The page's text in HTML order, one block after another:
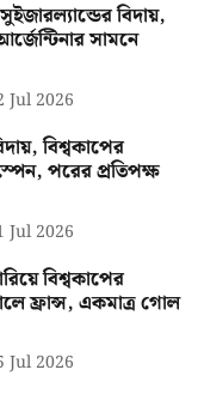
বিদায়,
সামনে
Jul 2026
বিশ্বকাপের
পরের প্রতিপক্ষ
Jul 2026
বিশ্বকাপের
ফ্রান্স, একমাত্র গোল
Jul 2026